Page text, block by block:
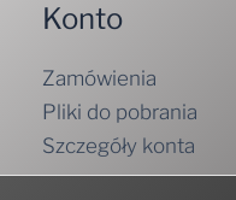
Konto
Zamówienia
Pliki do pobrania
Szczegóły konta